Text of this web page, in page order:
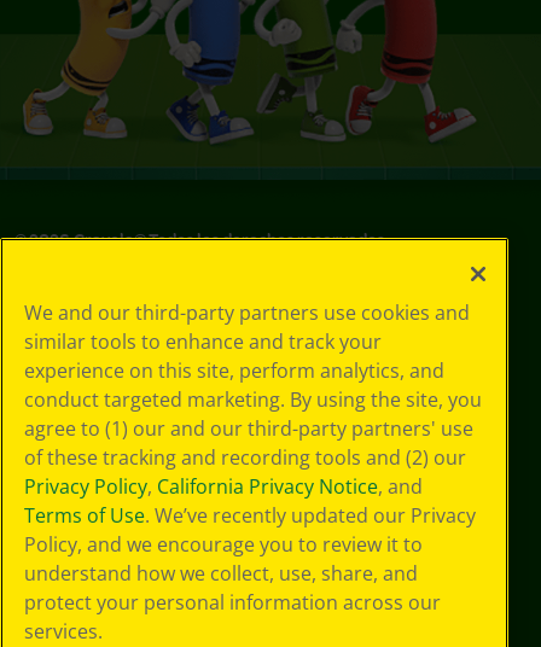
©2026Crayola® Todos los derechos reservados.
de privacidad
Política de
privacidad
Términos de SMS
GDPR
Aviso de
privacidad de CA
Cookie
Preferences
Condiciones de
uso
Accesibilidad web
Mapa del sitio
We and our third-party partners use cookies and
similar tools to enhance and track your
experience on this site, perform analytics, and
conduct targeted marketing. By using the site, you
agree to (1) our and our third-party partners' use
of these tracking and recording tools and (2) our
Privacy Policy, California Privacy Notice, and
Terms of Use. We’ve recently updated our Privacy
Policy, and we encourage you to review it to
understand how we collect, use, share, and
protect your personal information across our
services.